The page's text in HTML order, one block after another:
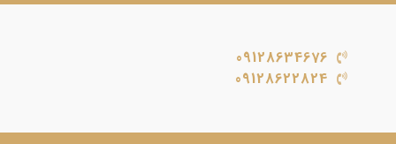
09128634676
09128622824